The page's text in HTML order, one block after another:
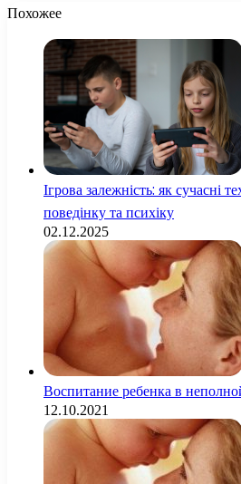
Похожее
Ігрова залежність: як сучасні
поведінку та психіку
02.12.2025
Воспитание ребенка в
12.10.2021